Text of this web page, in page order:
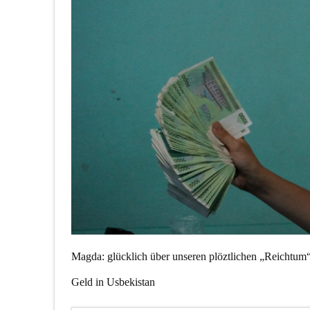
Magda: glücklich über unseren plöztlichen
Geld in Usbekistan